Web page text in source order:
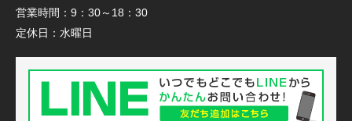
営業時間： 9：30～18：30
定休日： 水曜日